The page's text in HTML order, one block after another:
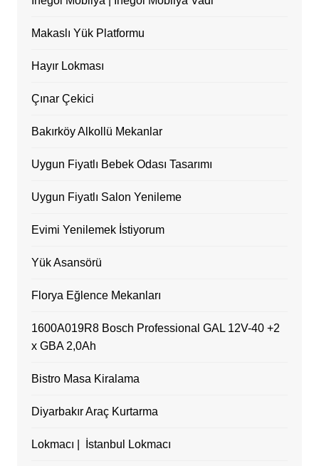
Makaslı Yük Platformu
Hayır Lokması
Çınar Çekici
Bakırköy Alkollü Mekanlar
Uygun Fiyatlı Bebek Odası Tasarımı
Uygun Fiyatlı Salon Yenileme
Evimi Yenilemek İstiyorum
Yük Asansörü
Florya Eğlence Mekanları
1600A019R8 Bosch Professional GAL 12V-40 +2
x GBA 2,0Ah
Bistro Masa Kiralama
Diyarbakır Araç Kurtarma
Lokmacı | İstanbul Lokmacı